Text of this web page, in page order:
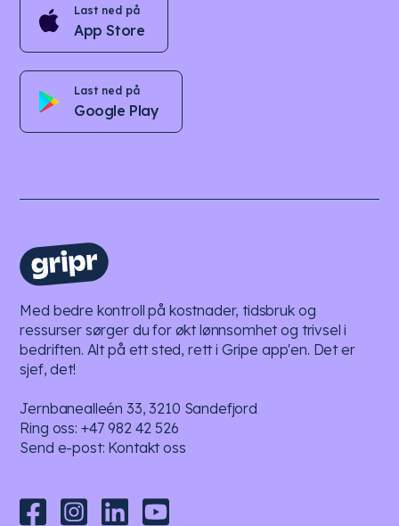
Last ned på
App Store
Last ned på
Google Play
Med bedre kontroll på kostnader, tidsbruk og
ressurser sørger du for økt lønnsomhet og trivsel i
bedriften. Alt på ett sted, rett i Gripe app'en. Det er
sjef, det!
Jernbanealleén 33, 3210 Sandefjord
Ring oss: +47 982 42 526
Send e-post: Kontakt oss